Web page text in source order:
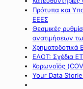
Πρότυπα και
ΕΕΕΣ
Θεσμικές
ανατιμήσεων
Χρηματοδοτικά
ΕΛΟΤ: Σχέδια
Κορωνοϊός
Your Data